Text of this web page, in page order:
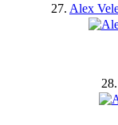
27. Alex
28.